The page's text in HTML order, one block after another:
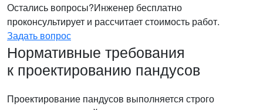
Остались вопросы?Инженер бесплатно
проконсультирует и рассчитает стоимость работ.
Задать вопрос
Нормативные требования
к проектированию пандусов
Проектирование пандусов выполняется строго